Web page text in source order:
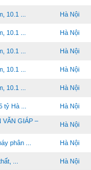
10.1 ... Hà Nội
10.1 ... Hà Nội
10.1 ... Hà Nội
10.1 ... Hà Nội
10.1 ... Hà Nội
Hà ... Hà Nội
VĂN GIÁP –
Hà Nội
phân ... Hà Nội
... Hà Nội